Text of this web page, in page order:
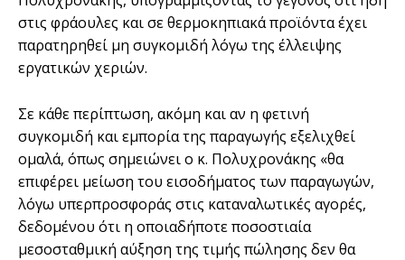
στις φράουλες και σε θερμοκηπιακά προϊόντα έχει
παρατηρηθεί μη συγκομιδή λόγω της έλλειψης
εργατικών χεριών.
Σε κάθε περίπτωση, ακόμη και αν η φετινή
συγκομιδή και εμπορία της παραγωγής εξελιχθεί
ομαλά, όπως σημειώνει ο κ. Πολυχρονάκης «θα
επιφέρει μείωση του εισοδήματος των παραγωγών,
λόγω υπερπροσφοράς στις καταναλωτικές αγορές,
δεδομένου ότι η οποιαδήποτε ποσοστιαία
μεσοσταθμική αύξηση της τιμής πώλησης δεν θα